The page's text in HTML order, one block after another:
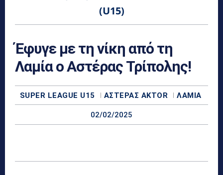
(U15)
Έφυγε με τη νίκη από τη
Λαμία ο Αστέρας Τρίπολης!
SUPER LEAGUE U15 ΑΣΤΈΡΑΣ AKTOR ΛΑΜΊΑ
02/02/2025